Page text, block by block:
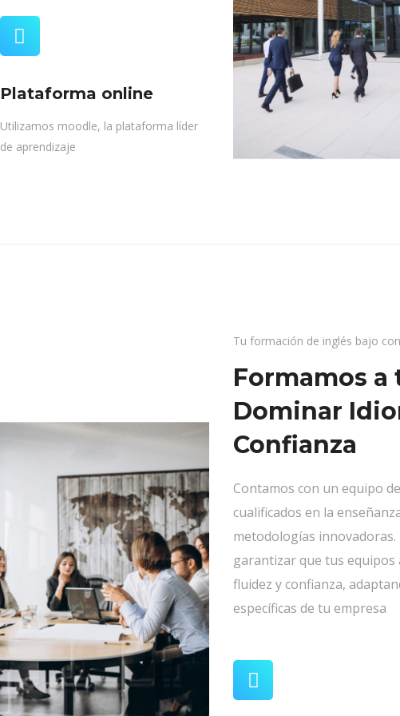
Plataforma online
Utilizamos moodle, la plataforma líder
de aprendizaje
Tu formación de inglés bajo
Formamos a
Dominar
Confianza
Contamos con un equipo
cualificados en la
metodologías
garantizar que tus
fluidez y confianza,
específicas de tu empresa